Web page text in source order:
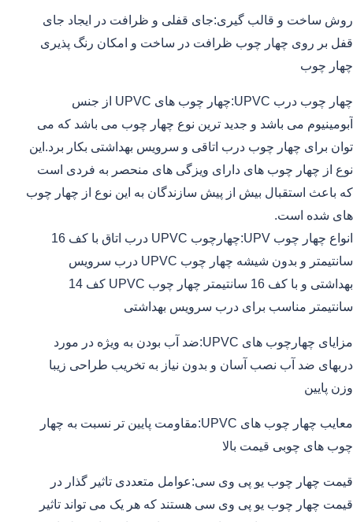
روش ساخت و قالب گیری:جای قفلی و ظرافت در ایجاد جای
قفل بر روی چهار چوب ظرافت در ساخت و امکان رنگ پذیری
چهار چوب
چهار چوب درب UPVC:چهار چوب های UPVC از جنس
آبومینیوم می باشد و جدید ترین نوع چهار چوب می باشد که می
توان برای چهار چوب درب اتاقی و سرویس بهداشتی بکار برد.این
نوع از چهار چوب های دارای ویزگی های منحصر به فردی است
که باعث استقبال بیش از پیش سازندگان به این نوع از چهار چوب
های شده است.
انواع چهار چوب UPV:چهارچوب UPVC درب اتاق با کف 16
سانتیمتر و بدون شیشه چهار چوب UPVC درب سرویس
بهداشتی و با کف 16 سانتیمتر چهار چوب UPVC کف 14
سانتیمتر مناسب برای درب سرویس بهداشتی
مزایای چهارچوب های UPVC:ضد آب بودن به ویژه در مورد
دربهای ضد آب نصب آسان و بدون نیاز به تخریب طراحی زیبا
وزن پایین
معایب چهار چوب های UPVC:مقاومت پایین تر نسبت به چهار
چوب های چوبی قیمت بالا
قیمت چهار چوب یو پی وی سی:عوامل متعددی تاثیر گذار در
قیمت چهار چوب یو پی وی سی هستند که هر یک می تواند تاثیر